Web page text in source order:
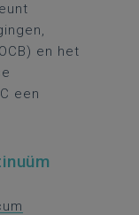
en het
een